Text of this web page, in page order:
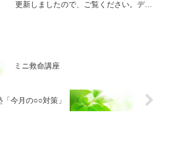
更新しましたので、ご覧ください。デイ
ミニ救命講座
今月の○○対策」